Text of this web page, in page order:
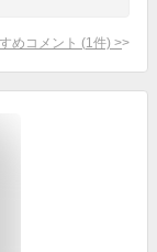
めコメント (1 件) >